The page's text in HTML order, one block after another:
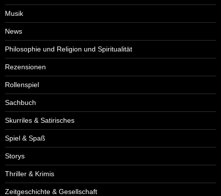
Musik
News
Philosophie und Religion und Spiritualität
Rezensionen
Rollenspiel
Sachbuch
Skurriles & Satirisches
Spiel & Spaß
Storys
Thriller & Krimis
Zeitgeschichte & Gesellschaft